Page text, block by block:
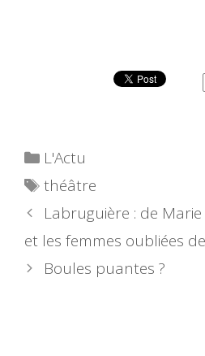
Catégories
L'Actu
Étiquettes
théâtre
Labruguière : de
et les femmes oubliées
Boules puantes ?